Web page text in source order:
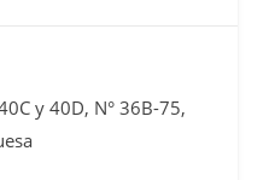
y 40D, N° 36B-75,